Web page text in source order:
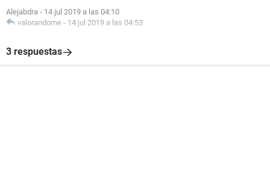
Alejabdra - 14 jul 2019 a las 04:10
valorandome - 14 jul 2019 a las 04:53
3 respuestas